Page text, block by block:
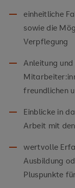
einheitliche
sowie die
Verpflegung
Anleitung
freundlichen
Einblicke in
Arbeit mit
wertvolle
Ausbildung
Pluspunkte